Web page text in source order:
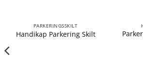
PARKERINGSSKILT
Handikap Parkering Skilt